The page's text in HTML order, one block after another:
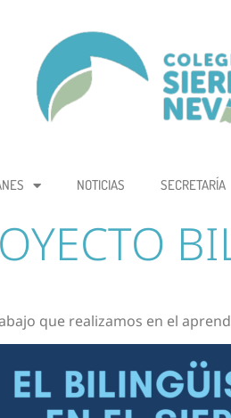
NOTICIAS SECRETARÍA
que realizamos en el